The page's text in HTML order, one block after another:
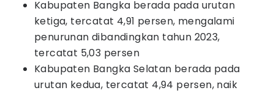
Kabupaten Bangka berada pada urutan
ketiga, tercatat 4,91 persen, mengalami
penurunan dibandingkan tahun 2023,
tercatat 5,03 persen
Kabupaten Bangka Selatan berada pada
urutan kedua, tercatat 4,94 persen, naik